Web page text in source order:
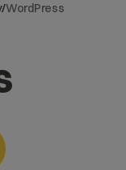
/WordPress